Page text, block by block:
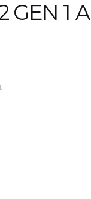
GEN 1